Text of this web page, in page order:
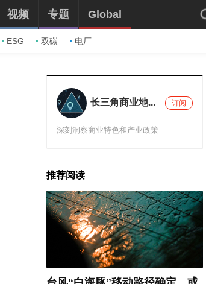
ESG 双碳 电厂
视频 专题 Global
长三角商业地... 订阅
深刻洞察商业特色和产业政策
推荐阅读